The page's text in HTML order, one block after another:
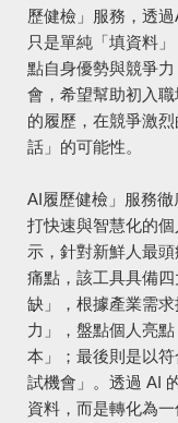
歷健檢」服務，透
只是單純「填資料
點自身優勢與競爭
會，希望幫助初入
的履歷，在競爭激
話」的可能性。
AI履歷健檢」服務
打快速與智慧化的
示，針對新鮮人最
痛點，該工具具備
缺」，根據產業需
力」，盤點個人亮
本」；最後則是以
試機會」。透過 AI
資料，而是轉化為